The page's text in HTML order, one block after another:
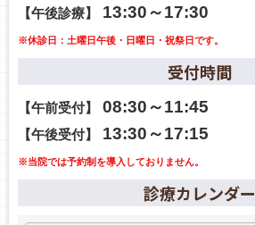
【午後診療】 13:30～17:30
※休診日：土曜日午後・日曜日・祝祭日です。
受付時間
【午前受付】 08:30～11:45
【午後受付】 13:30～17:15
※当院では予約制を導入しておりません。
診療カレンダー